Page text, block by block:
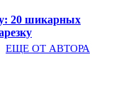
20 шикарных
ЕЩЕ ОТ АВТОРА